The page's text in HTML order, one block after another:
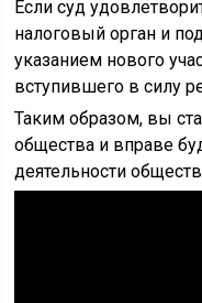
Если суд
налоговый орган и
указанием нового
вступившего в силу
Таким образом, вы
общества и вправе
деятельности